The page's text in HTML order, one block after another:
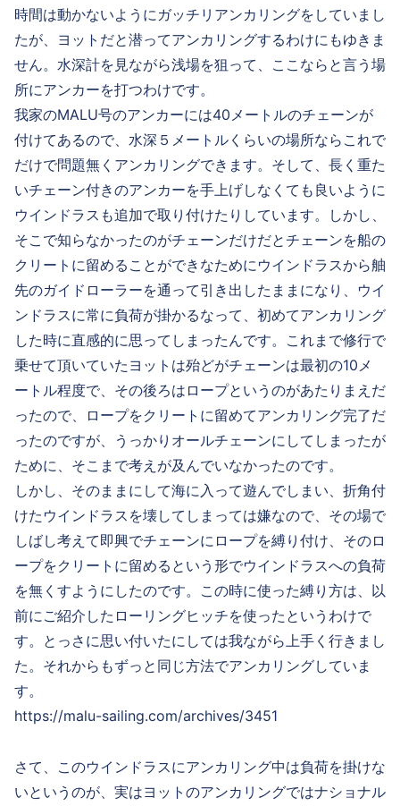
時間は動かないようにガッチリアンカリングをしていまし
たが、ヨットだと潜ってアンカリングするわけにもゆきま
せん。水深計を見ながら浅場を狙って、ここならと言う場
所にアンカーを打つわけです。
我家のMALU号のアンカーには40メートルのチェーンが
付けてあるので、水深５メートルくらいの場所ならこれで
だけで問題無くアンカリングできます。そして、長く重た
いチェーン付きのアンカーを手上げしなくても良いように
ウインドラスも追加で取り付けたりしています。しかし、
そこで知らなかったのがチェーンだけだとチェーンを船の
クリートに留めることができなためにウインドラスから舳
先のガイドローラーを通って引き出したままになり、ウイ
ンドラスに常に負荷が掛かるなって、初めてアンカリング
した時に直感的に思ってしまったんです。これまで修行で
乗せて頂いていたヨットは殆どがチェーンは最初の10メ
ートル程度で、その後ろはロープというのがあたりまえだ
ったので、ロープをクリートに留めてアンカリング完了だ
ったのですが、うっかりオールチェーンにしてしまったが
ために、そこまで考えが及んでいなかったのです。
しかし、そのままにして海に入って遊んでしまい、折角付
けたウインドラスを壊してしまっては嫌なので、その場で
しばし考えて即興でチェーンにロープを縛り付け、そのロ
ープをクリートに留めるという形でウインドラスへの負荷
を無くすようにしたのです。この時に使った縛り方は、以
前にご紹介したローリングヒッチを使ったというわけで
す。とっさに思い付いたにしては我ながら上手く行きまし
た。それからもずっと同じ方法でアンカリングしていま
す。
https://malu-sailing.com/archives/3451
さて、このウインドラスにアンカリング中は負荷を掛けな
いというのが、実はヨットのアンカリングではナショナル